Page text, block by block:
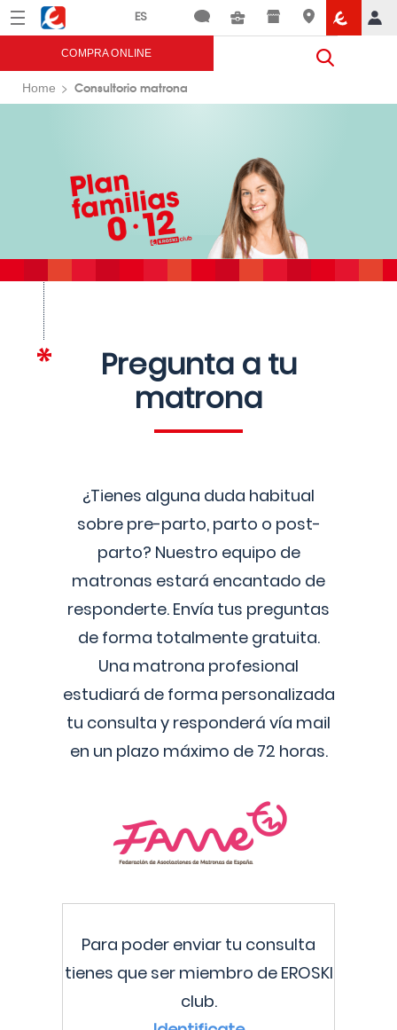
Menú Eroski
COMPRA ONLINE
Home Consultorio matrona
Pregunta a tu
matrona
¿Tienes alguna duda habitual
sobre pre-parto, parto o post-
parto? Nuestro equipo de
matronas estará encantado de
responderte. Envía tus preguntas
de forma totalmente gratuita.
Una matrona profesional
estudiará de forma personalizada
tu consulta y responderá vía mail
en un plazo máximo de 72 horas.
Para poder enviar tu consulta
tienes que ser miembro de EROSKI
club.